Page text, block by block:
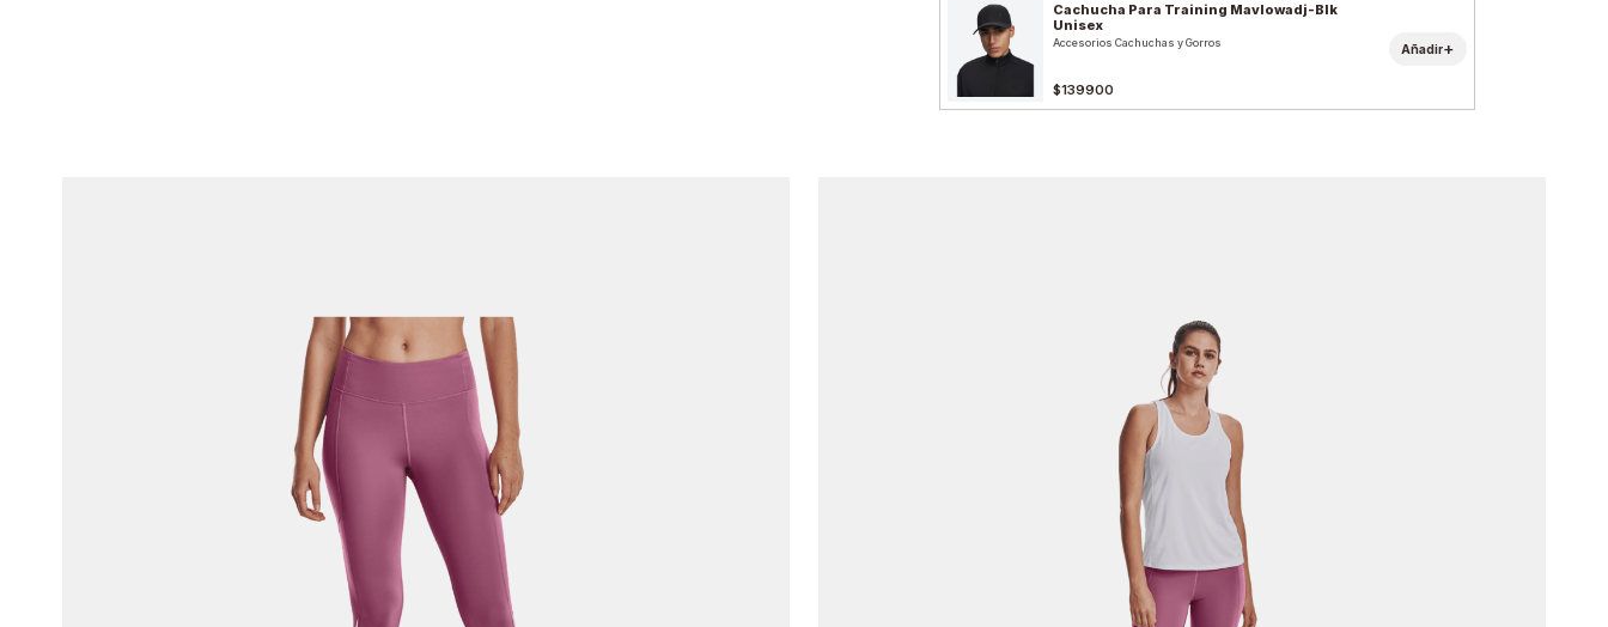
Cachucha Para Training Mavlowadj-Blk
Unisex
Accesorios Cachuchas y Gorros
$139900
Añadir+